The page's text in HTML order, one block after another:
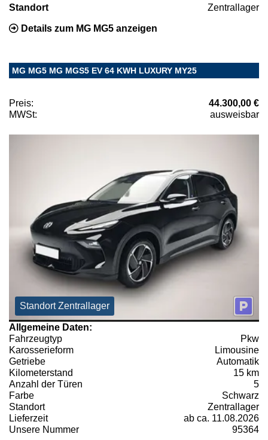
Standort Zentrallager
Details zum MG MG5 anzeigen
MG MG5 MG MGS5 EV 64 KWH LUXURY MY25
Preis:
44.300,00 €
MWSt:
ausweisbar
Standort Zentrallager
Allgemeine Daten:
Fahrzeugtyp
Pkw
Karosserieform
Limousine
Getriebe
Automatik
Kilometerstand
15 km
Anzahl der Türen
5
Farbe
Schwarz
Standort
Zentrallager
Lieferzeit
ab ca. 11.08.2026
Unsere Nummer
95364